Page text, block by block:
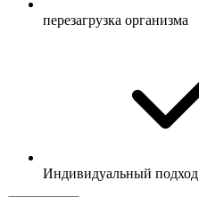
перезагрузка организма
Индивидуальный подход